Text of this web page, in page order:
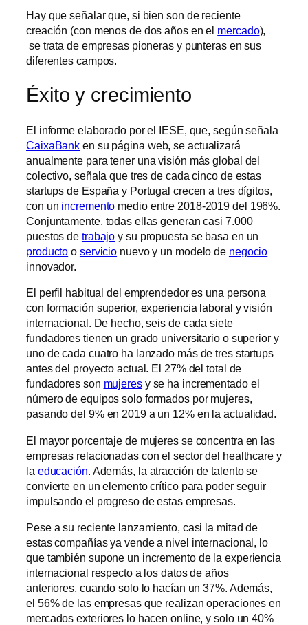
Hay que señalar que, si bien son de reciente
creación (con menos de dos años en el mercado),
se trata de empresas pioneras y punteras en sus
diferentes campos.
Éxito y crecimiento
El informe elaborado por el IESE, que, según señala
CaixaBank en su página web, se actualizará
anualmente para tener una visión más global del
colectivo, señala que tres de cada cinco de estas
startups de España y Portugal crecen a tres dígitos,
con un incremento medio entre 2018-2019 del 196%.
Conjuntamente, todas ellas generan casi 7.000
puestos de trabajo y su propuesta se basa en un
producto o servicio nuevo y un modelo de negocio
innovador.
El perfil habitual del emprendedor es una persona
con formación superior, experiencia laboral y visión
internacional. De hecho, seis de cada siete
fundadores tienen un grado universitario o superior y
uno de cada cuatro ha lanzado más de tres startups
antes del proyecto actual. El 27% del total de
fundadores son mujeresy se ha incrementado el
número de equipos solo formados por mujeres,
pasando del 9% en 2019 a un 12% en la actualidad.
El mayor porcentaje de mujeres se concentra en las
empresas relacionadas con el sector del healthcare y
la educación. Además, la atracción de talento se
convierte en un elemento crítico para poder seguir
impulsando el progreso de estas empresas.
Pese a su reciente lanzamiento, casi la mitad de
estas compañías ya vende a nivel internacional, lo
que también supone un incremento de la experiencia
internacional respecto a los datos de años
anteriores, cuando solo lo hacían un 37%. Además,
el 56% de las empresas que realizan operaciones en
mercados exteriores lo hacen online, y solo un 40%